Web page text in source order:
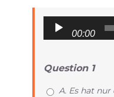
Audio
Player
00:00
Question 1
A. Es hat nur